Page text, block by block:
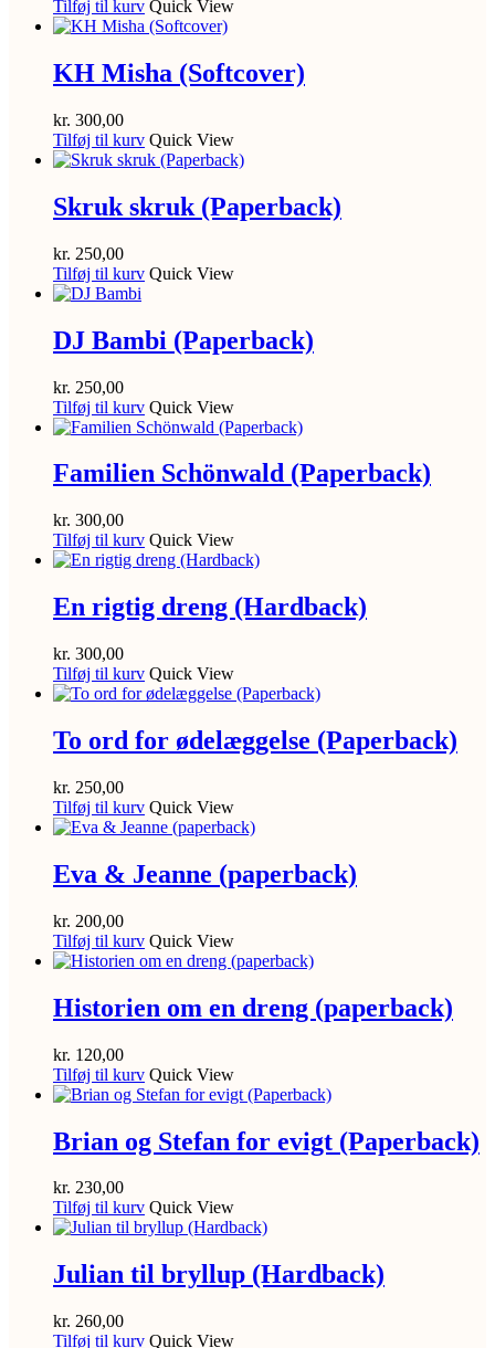
Tilføj til kurv Quick View
KH Misha (Softcover)
kr. 300,00
Tilføj til kurv Quick View
Skruk skruk (Paperback)
kr. 250,00
Tilføj til kurv Quick View
DJ Bambi (Paperback)
kr. 250,00
Tilføj til kurv Quick View
Familien Schönwald (Paperback)
kr. 300,00
Tilføj til kurv Quick View
En rigtig dreng (Hardback)
kr. 300,00
Tilføj til kurv Quick View
To ord for ødelæggelse (Paperback)
kr. 250,00
Tilføj til kurv Quick View
Eva & Jeanne (paperback)
kr. 200,00
Tilføj til kurv Quick View
Historien om en dreng (paperback)
kr. 120,00
Tilføj til kurv Quick View
Brian og Stefan for evigt (Paperback)
kr. 230,00
Tilføj til kurv Quick View
Julian til bryllup (Hardback)
kr. 260,00
Tilføj til kurv Quick View